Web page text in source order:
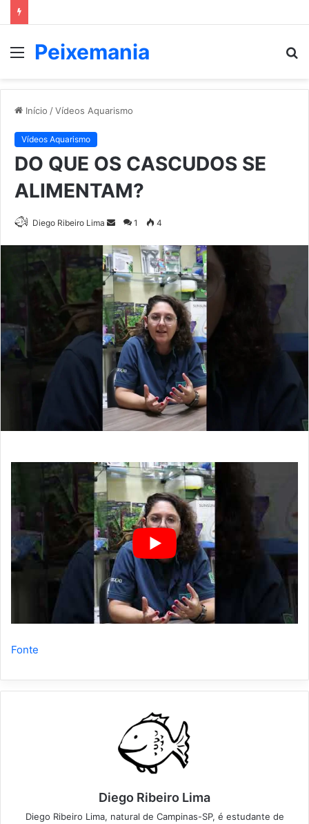
Menu
Peixemania
Início /Vídeos Aquarismo
Vídeos Aquarismo
DO QUE OS CASCUDOS SE
ALIMENTAM?
Diego Ribeiro Lima
Mande
e-
mail
1 4
Fonte
Diego Ribeiro Lima
Diego Ribeiro Lima, natural de Campinas-SP, é estudante de